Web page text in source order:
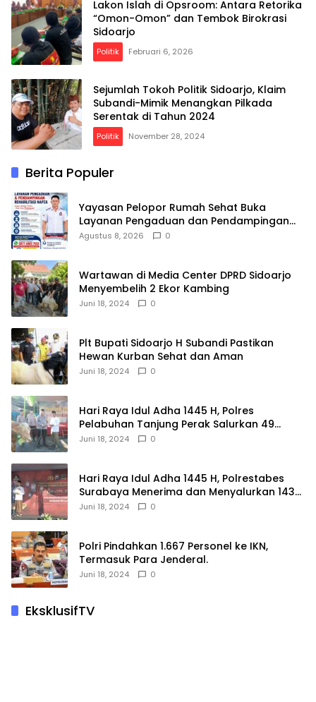
Lakon Islah di Opsroom: Antara Retorika
“Omon-Omon” dan Tembok Birokrasi
Sidoarjo
Politik Februari 6, 2026
Sejumlah Tokoh Politik Sidoarjo, Klaim
Subandi-Mimik Menangkan Pilkada
Serentak di Tahun 2024
Politik November 28, 2024
Berita Populer
Yayasan Pelopor Rumah Sehat Buka
Layanan Pengaduan dan Pendampingan
Rehabilitasi NAPZA 24 Jam
Agustus 8, 2026 0
Wartawan di Media Center DPRD Sidoarjo
Menyembelih 2 Ekor Kambing
Juni 18, 2024 0
Plt Bupati Sidoarjo H Subandi Pastikan
Hewan Kurban Sehat dan Aman
Juni 18, 2024 0
Hari Raya Idul Adha 1445 H, Polres
Pelabuhan Tanjung Perak Salurkan 49
Hewan Korban.
Juni 18, 2024 0
Hari Raya Idul Adha 1445 H, Polrestabes
Surabaya Menerima dan Menyalurkan 143
Hewan Kurban
Juni 18, 2024 0
Polri Pindahkan 1.667 Personel ke IKN,
Termasuk Para Jenderal.
Juni 18, 2024 0
EksklusifTV